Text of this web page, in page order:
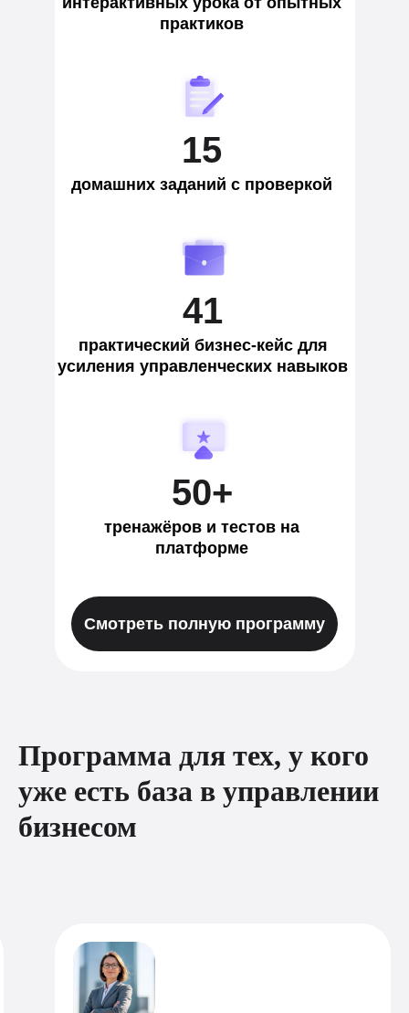
Смотреть полную программу
41
практический бизнес-кейс для
усиления управленческих навыков
15
домашних заданий с проверкой
50+
тренажёров и тестов на
платформе
практиков
Программа для тех, у кого
уже есть база в управлении
бизнесом